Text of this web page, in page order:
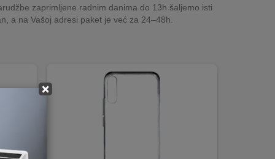
×
zaprimljene radnim danima do 13h šaljemo isti
a na Vašoj adresi paket je već za 24–48h.